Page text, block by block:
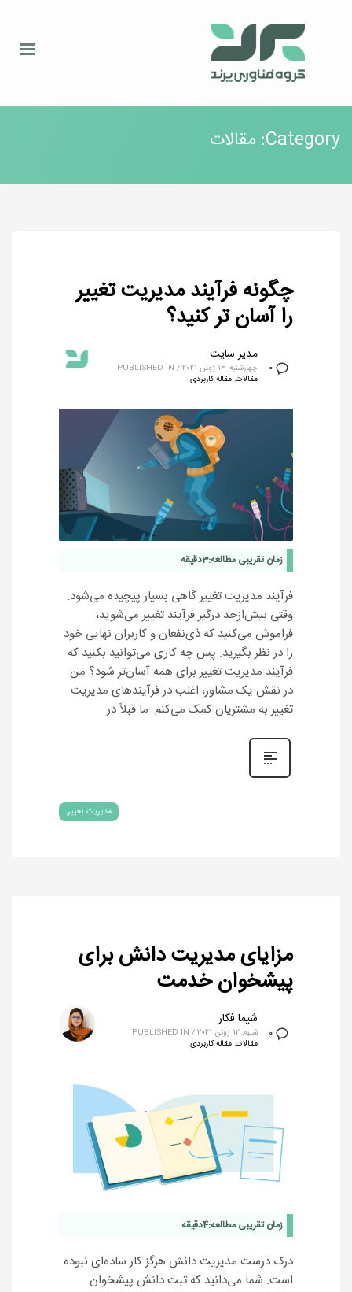
Category: مقالات
چگونه فرآیند مدیریت تغییر
را آسان تر کنید؟
0
مدیر سایت
چهارشنبه, 16 ژوئن 2021 /
PUBLISHED IN
مقالات, مقاله کاربردی
زمان تقریبی مطالعه:3دقیقه
فرآیند مدیریت تغییر گاهی بسیار پیچیده می‌شود.
وقتی بیش‌ازحد درگیر فرآیند تغییر می‌شوید،
فراموش می‌کنید که ذی‌نفعان و کاربران نهایی خود
را در نظر بگیرید. پس چه کاری می‌توانید بکنید که
فرآیند مدیریت تغییر برای همه آسان‌تر شود؟ من
در نقش یک مشاور، اغلب در فرآیندهای مدیریت
تغییر به مشتریان کمک می‌کنم. ما قبلاً در
مدیریت تغییر
مزایای مدیریت دانش برای
پیشخوان خدمت
0
شیما فکار
شنبه, 12 ژوئن 2021 /
PUBLISHED IN
مقالات, مقاله کاربردی
زمان تقریبی مطالعه:4دقیقه
درک درست مدیریت دانش هرگز کار ساده‌ای نبوده
است. شما می‌دانید که ثبت دانش پیشخوان